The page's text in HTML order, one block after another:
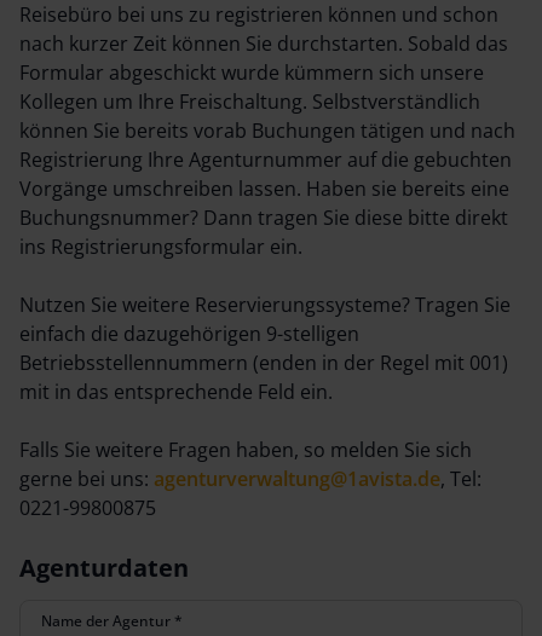
Reisebüro bei uns zu registrieren können und schon
nach kurzer Zeit können Sie durchstarten. Sobald das
Formular abgeschickt wurde kümmern sich unsere
Kollegen um Ihre Freischaltung. Selbstverständlich
können Sie bereits vorab Buchungen tätigen und nach
Registrierung Ihre Agenturnummer auf die gebuchten
Vorgänge umschreiben lassen. Haben sie bereits eine
Buchungsnummer? Dann tragen Sie diese bitte direkt
ins Registrierungsformular ein.
Nutzen Sie weitere Reservierungssysteme? Tragen Sie
einfach die dazugehörigen 9-stelligen
Betriebsstellennummern (enden in der Regel mit 001)
mit in das entsprechende Feld ein.
Falls Sie weitere Fragen haben, so melden Sie sich
gerne bei uns: agenturverwaltung@1avista.de, Tel:
0221-99800875
Agenturdaten
Name der Agentur *